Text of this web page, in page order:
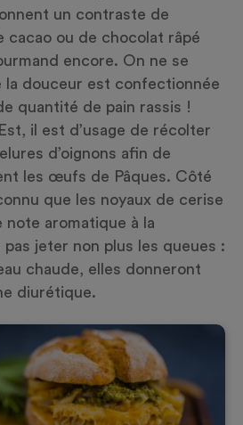
un contraste de
cacao ou de chocolat râpé
encore. On ne se
douceur est confectionnée
quantité de pain rassis !
il est d’usage de récolter
d’oignons afin de
les œufs de Pâques. Côté
que les noyaux de cerise
note aromatique à la
jeter non plus les queues :
chaude, elles donneront
diurétique.